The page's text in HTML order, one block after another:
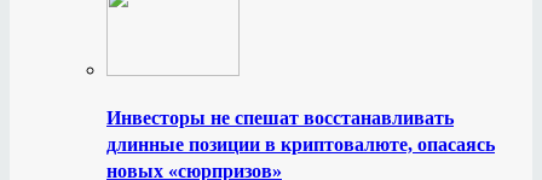
Инвесторы не спешат восстанавливать
длинные позиции в криптовалюте, опасаясь
новых «сюрпризов»